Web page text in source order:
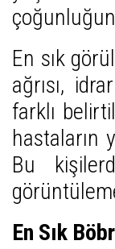
En sık
ağrısı,
farklı
hastaların
Bu
En Sık